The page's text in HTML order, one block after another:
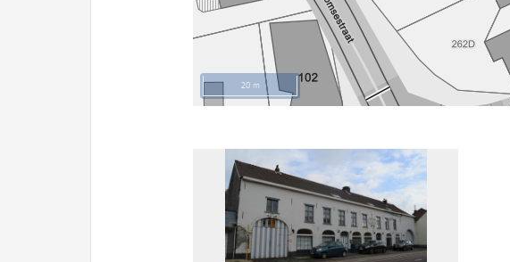
20 m